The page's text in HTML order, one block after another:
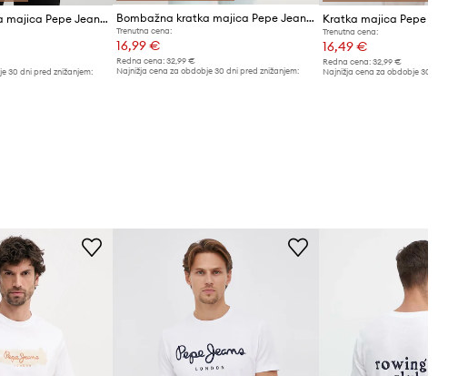
Bombažna kratka majica Pepe Jeans ARIS
30 dni pred znižanjem:
Bombažna kratka majica Pepe Jeans PATCH
Trenutna cena:
16,99 €
Redna cena:32,99 €
Najnižja cena za obdobje 30 dni pred znižanjem:
Trenutna cena:
16,49 €
Redna cena: 32,99 €
Najnižja cena za obdobje 30 dni pred